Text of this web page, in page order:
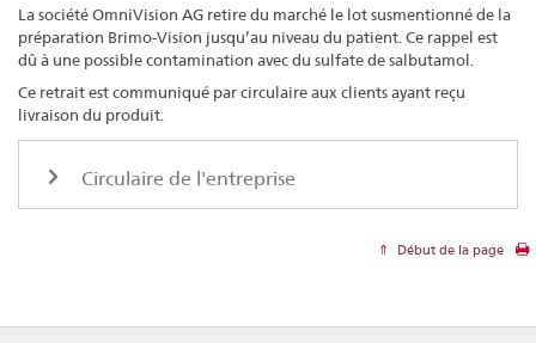
La société OmniVision AG retire du marché le lot susmentionné de la
préparation Brimo-Vision jusqu’au niveau du patient. Ce rappel est
dû à une possible contamination avec du sulfate de salbutamol.
Ce retrait est communiqué par circulaire aux clients ayant reçu
livraison du produit.
Circulaire de l'entreprise
Début de la page